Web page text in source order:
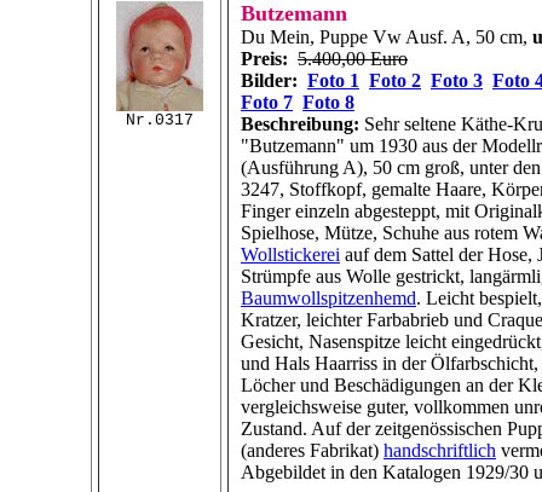
Nr.0317
Butzemann
Du Mein, Puppe Vw Ausf. A, 50 cm,
Preis: 5.400,00 Euro
Bilder: Foto 1 Foto 2 Foto 3 Foto
Foto 7 Foto 8
Beschreibung: Sehr seltene Käthe-
"Butzemann" um 1930 aus der
(Ausführung A), 50 cm groß, unter
3247, Stoffkopf, gemalte Haare,
Finger einzeln abgesteppt, mit
Spielhose, Mütze, Schuhe aus rotem
Wollstickerei auf dem Sattel der Hose,
Strümpfe aus Wolle gestrickt,
Baumwollspitzenhemd. Leicht
Kratzer, leichter Farbabrieb und
Gesicht, Nasenspitze leicht
und Hals Haarriss in der
Löcher und Beschädigungen an der
vergleichsweise guter, vollkommen
Zustand. Auf der zeitgenössischen
(anderes Fabrikat) handschriftlich
Abgebildet in den Katalogen 1929/30